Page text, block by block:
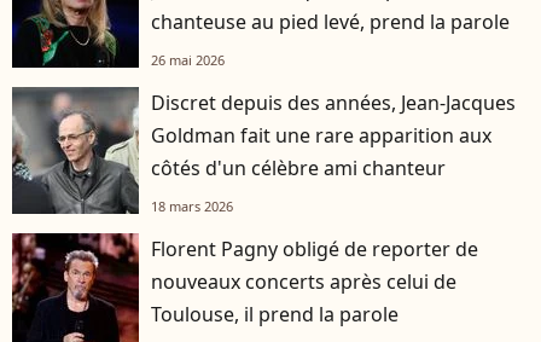
chanteuse au pied levé, prend la parole
26 mai 2026
Discret depuis des années, Jean-Jacques
Goldman fait une rare apparition aux
côtés d'un célèbre ami chanteur
18 mars 2026
Florent Pagny obligé de reporter de
nouveaux concerts après celui de
Toulouse, il prend la parole